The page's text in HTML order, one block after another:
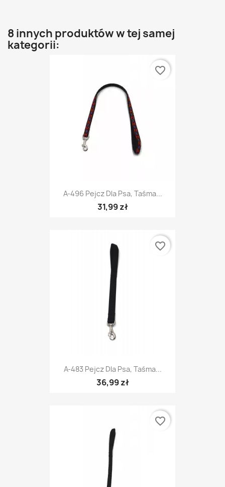
8 innych produktów w tej samej
kategorii:
A-496 Pejcz Dla Psa, Taśma...
31,99 zł
favorite_border
A-483 Pejcz Dla Psa, Taśma...
36,99 zł
favorite_border
favorite_border